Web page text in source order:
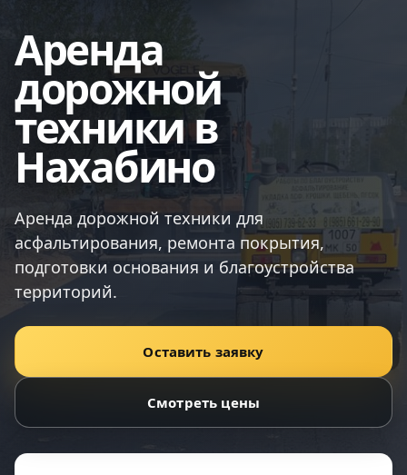
Аренда
дорожной
техники в
Нахабино
Аренда дорожной техники для
асфальтирования, ремонта покрытия,
подготовки основания и благоустройства
территорий.
Оставить заявку
Смотреть цены